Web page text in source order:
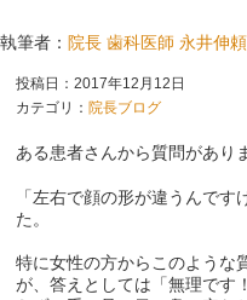
執筆者： 院長 歯科医師 永井伸頼
投稿日：2017年12月12日
カテゴリ： 院長ブログ
ある患者さんから質問があり
「左右で顔の形が違うんで
た。
特に女性の方からこのような
が、答えとしては「無理です